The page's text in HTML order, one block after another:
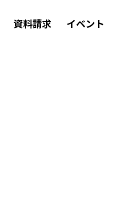
資料請求 イベント